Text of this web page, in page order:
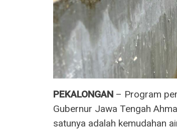
PEKALONGAN – Program
Gubernur Jawa Tengah
satunya adalah kemudahan